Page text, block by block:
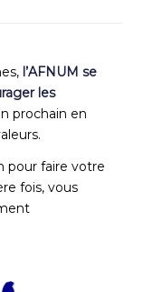
l’AFNUM se
les
prochain en
pour faire votre
fois, vous